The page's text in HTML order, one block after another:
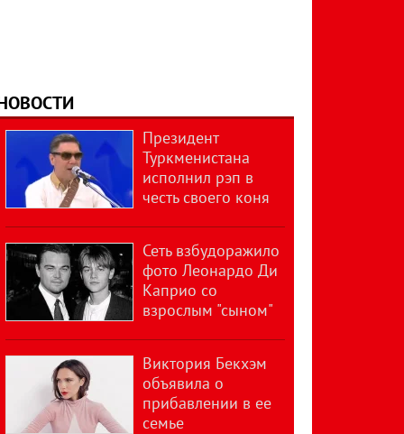
Президент
Туркменистана
исполнил рэп в
честь своего коня
Сеть взбудоражило
фото Леонардо Ди
Каприо со
взрослым "сыном"
Виктория Бекхэм
объявила о
прибавлении в ее
семье